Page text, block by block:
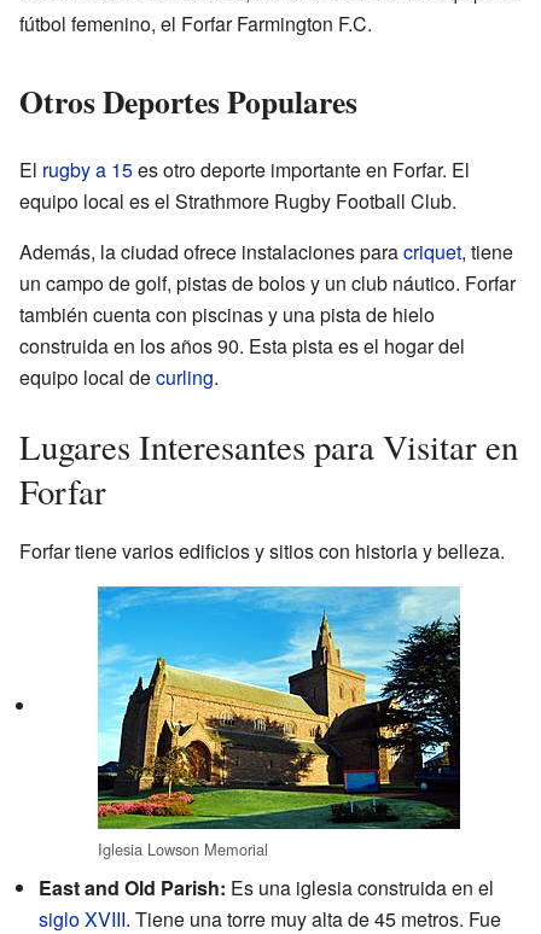
fútbol femenino, el Forfar Farmington F.C.
Otros Deportes Populares
El rugby a 15es otro deporte importante en Forfar. El
equipo local es el Strathmore Rugby Football Club.
Además, la ciudad ofrece instalaciones paracriquet, tiene
un campo de golf, pistas de bolos y un club náutico. Forfar
también cuenta con piscinas y una pista de hielo
construida en los años 90. Esta pista es el hogar del
equipo local decurling.
Lugares Interesantes para Visitar en
Forfar
Forfar tiene varios edificios y sitios con historia y belleza.
Iglesia Lowson Memorial
East and Old Parish: Es una iglesia construida en el
siglo XVIII. Tiene una torre muy alta de 45 metros. Fue